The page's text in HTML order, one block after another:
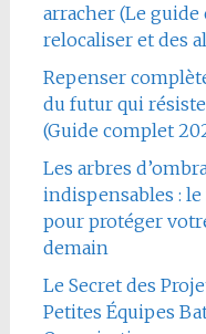
arracher (Le
relocaliser et des
Repenser
du futur qui
(Guide complet
Les arbres
indispensables :
pour protéger
demain
Le Secret des
Petites Équipes